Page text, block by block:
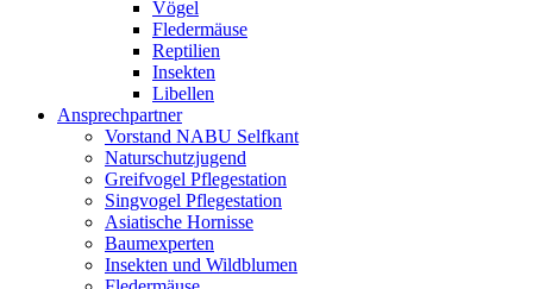
Vögel
Fledermäuse
Reptilien
Insekten
Libellen
Ansprechpartner
Vorstand NABU Selfkant
Naturschutzjugend
Greifvogel Pflegestation
Singvogel Pflegestation
Asiatische Hornisse
Baumexperten
Insekten und Wildblumen